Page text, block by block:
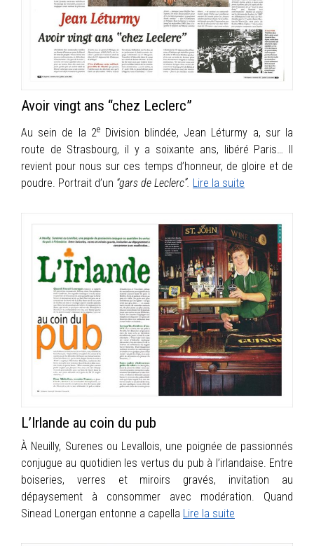
Avoir vingt ans “chez Leclerc”
Au sein de la 2eDivision blindée, Jean Léturmy a, sur la
route de Strasbourg, il y a soixante ans, libéré Paris… Il
revient pour nous sur ces temps d’honneur, de gloire et de
poudre. Portrait d’un “gars de Leclerc”. Lire la suite
L’Irlande au coin du pub
À Neuilly, Surenes ou Levallois, une poignée de passionnés
conjugue au quotidien les vertus du pub à l’irlandaise. Entre
boiseries, verres et miroirs gravés, invitation au
dépaysement à consommer avec modération. Quand
Sinead Lonergan entonne a capella Lire la suite